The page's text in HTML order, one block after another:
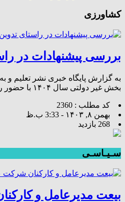
کشاورزی
بررسی پیشنهادات در
به گزارش پایگاه خبری نشر تعلیم
بخش غیر دولتی سال ۱۴۰۴ با حضور رئیس سازمان مرکزی ، معاونین و مدیران ستادی سازمان نظام مهندسی کشاورزی و منابع طبیعی […]
کد مطلب : 2360
بهمن ۸, ۱۴۰۳ - 3:33 ب.ظ
268 بازدید
سـیـاسـی
بیعت مدیرعامل و